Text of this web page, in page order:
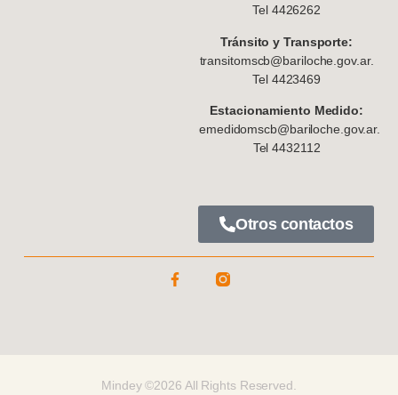
Tel 4426262
Tránsito y Transporte:
transitomscb@bariloche.gov.ar.
Tel 4423469
Estacionamiento Medido:
emedidomscb@bariloche.gov.ar.
Tel 4432112
Otros contactos
Mindey ©2026 All Rights Reserved.